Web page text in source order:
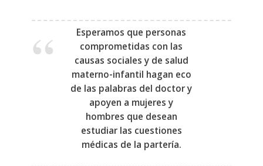
Esperamos que personas
comprometidas con las
causas sociales y de salud
materno-infantil hagan eco
de las palabras del doctor y
apoyen a mujeres y
hombres que desean
estudiar las cuestiones
médicas de la partería.